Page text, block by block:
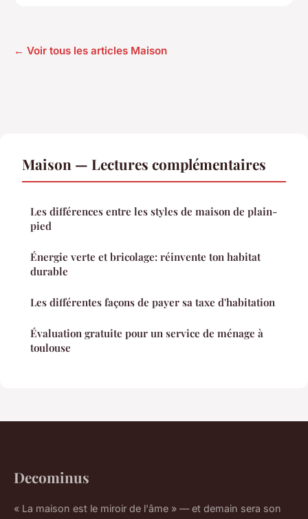
← Voir tous les articles Maison
Maison — Lectures complémentaires
Les différences entre les styles de maison de plain-
pied
Énergie verte et bricolage: réinvente ton habitat
durable
Les différentes façons de payer sa taxe d'habitation
Évaluation gratuite pour un service de ménage à
toulouse
Decominus
« La maison est le miroir de l'âme » — et demain sera son